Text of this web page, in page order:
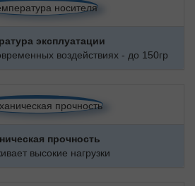
эксплуатации
воздействиях - до 150гр
прочность
высокие нагрузки